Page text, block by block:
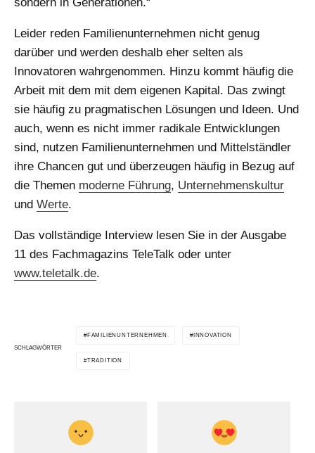
Leider reden Familienunternehmen nicht genug
darüber und werden deshalb eher selten als
Innovatoren wahrgenommen. Hinzu kommt häufig die
Arbeit mit dem mit dem eigenen Kapital. Das zwingt
sie häufig zu pragmatischen Lösungen und Ideen. Und
auch, wenn es nicht immer radikale Entwicklungen
sind, nutzen Familienunternehmen und Mittelständler
ihre Chancen gut und überzeugen häufig in Bezug auf
die Themen moderne Führung, Unternehmenskultur
und Werte.
Das vollständige Interview lesen Sie in der Ausgabe
11 des Fachmagazins TeleTalk oder unter
www.teletalk.de.
SCHLAGWÖRTER
FAMILIENUNTERNEHMEN INNOVATION
TRADITION